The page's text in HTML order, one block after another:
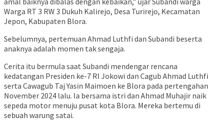
Warga RT 3 RW 3 Dukuh Kalirejo, Desa Turirejo, Kecamatan
Jepon, Kabupaten Blora.
Sebelumnya, pertemuan Ahmad Luthfi dan Subandi beserta
anaknya adalah momen tak sengaja.
Cerita itu bermula saat Subandi mendengar rencana
kedatangan Presiden ke-7 RI Jokowi dan Cagub Ahmad Luthfi
serta Cawagub Taj Yasin Maimoen ke Blora pada pertengahan
November 2024 lalu. Ia bersama istri dan Ahmad Muhajir naik
sepeda motor menuju pusat kota Blora. Mereka bertemu di
sebuah warung satai.